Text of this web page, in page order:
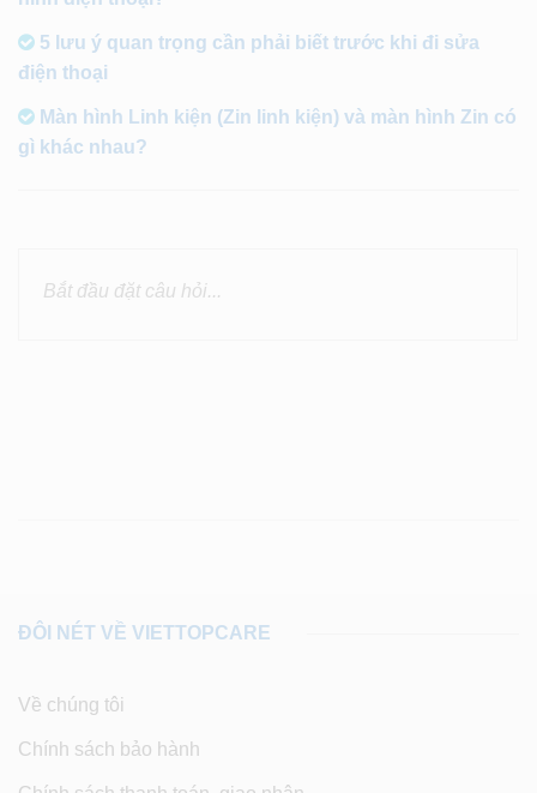
5 lưu ý quan trọng cần phải biết trước khi đi sửa
điện thoại
Màn hình Linh kiện (Zin linh kiện) và màn hình Zin có
gì khác nhau?
ĐÔI NÉT VỀ VIETTOPCARE
Về chúng tôi
Chính sách bảo hành